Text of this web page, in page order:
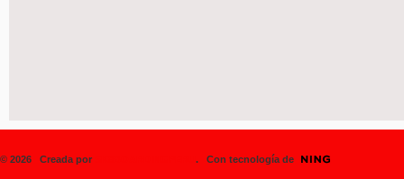
© 2026 Creada por . Con tecnología de